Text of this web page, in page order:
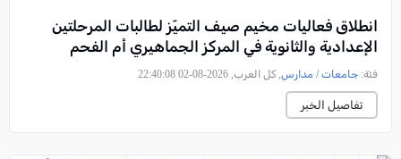
انطلاق فعاليات مخيم صيف التميّز لطالبات المرحلتين
الإعدادية والثانوية في المركز الجماهيري أم الفحم
فئة: جامعات / مدارس , كل العرب, 2026-08-02 22:40:08
تفاصيل الخبر